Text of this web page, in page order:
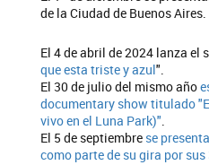
de la Ciudad de Buenos Aires.
El 4 de abril de 2024 lanza el
que esta triste y azul".
El 30 de julio del mismo año
documentary show titulado
vivo en el Luna Park)".
El 5 de septiembre se
como parte de su gira por